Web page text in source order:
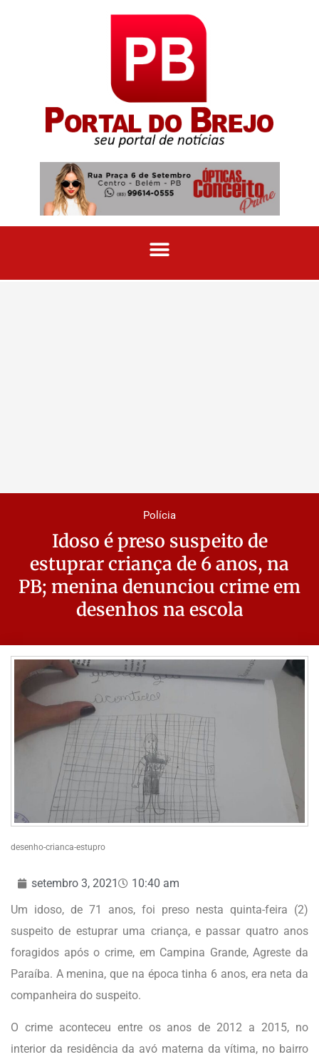
Polícia
Idoso é preso suspeito de
estuprar criança de 6 anos, na
PB; menina denunciou crime em
desenhos na escola
desenho-crianca-estupro
setembro 3, 2021
10:40 am
Um idoso, de 71 anos, foi preso nesta quinta-feira (2)
suspeito de estuprar uma criança, e passar quatro anos
foragidos após o crime, em Campina Grande, Agreste da
Paraíba. A menina, que na época tinha 6 anos, era neta da
companheira do suspeito.
O crime aconteceu entre os anos de 2012 a 2015, no
interior da residência da avó materna da vítima, no bairro